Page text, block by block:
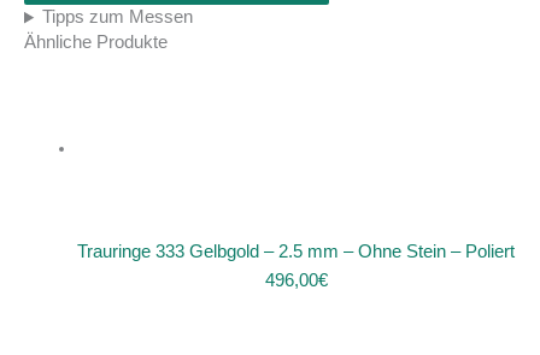
Tipps zum Messen
Ähnliche Produkte
Trauringe 333 Gelbgold – 2.5 mm – Ohne Stein – Poliert
496,00€